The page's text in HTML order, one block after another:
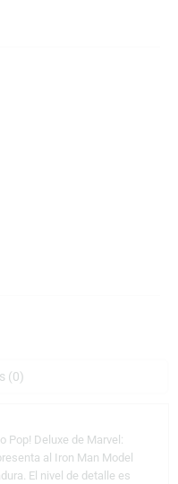
(0)
Pop! Deluxe de Marvel:
al Iron Man Model
El nivel de detalle es